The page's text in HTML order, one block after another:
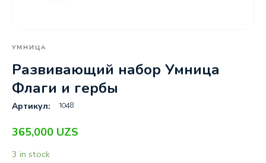
УМНИЦА
Развивающий набор Умница
Флаги и гербы
Артикул: 1048
365,000 UZS
3 in stock